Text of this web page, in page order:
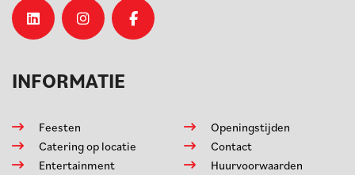
INFORMATIE
Feesten
Catering op locatie
Entertainment
Openingstijden
Contact
Huurvoorwaarden